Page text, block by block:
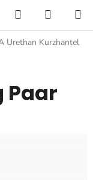
Suchen
Urethan Kurzhantel
Paar